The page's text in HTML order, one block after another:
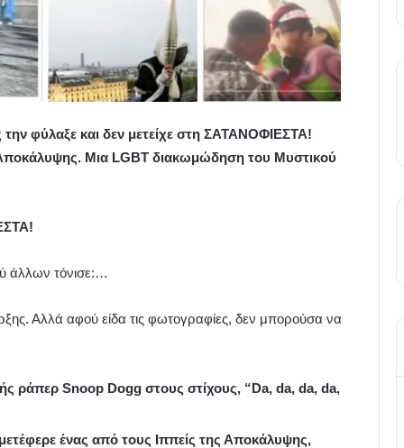
φύλαξε και δεν μετείχε στη ΣΑΤΑΝΟΦΙΕΣΤΑ!
Μια LGBT διακωμώδηση του Μυστικού
άλλων τόνισε:…
Αλλά αφού είδα τις φωτογραφίες, δεν μπορούσα να
ράπερ Snoop Dogg στους στίχους, “Da, da, da, da,
ένας από τους Ιππείς της Αποκάλυψης,